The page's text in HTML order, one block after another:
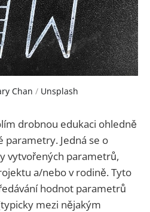
Chan / Unsplash
drobnou edukaci ohledně
parametry. Jedná se o
vytvořených parametrů,
a/nebo v rodině. Tyto
hodnot parametrů
mezi nějakým